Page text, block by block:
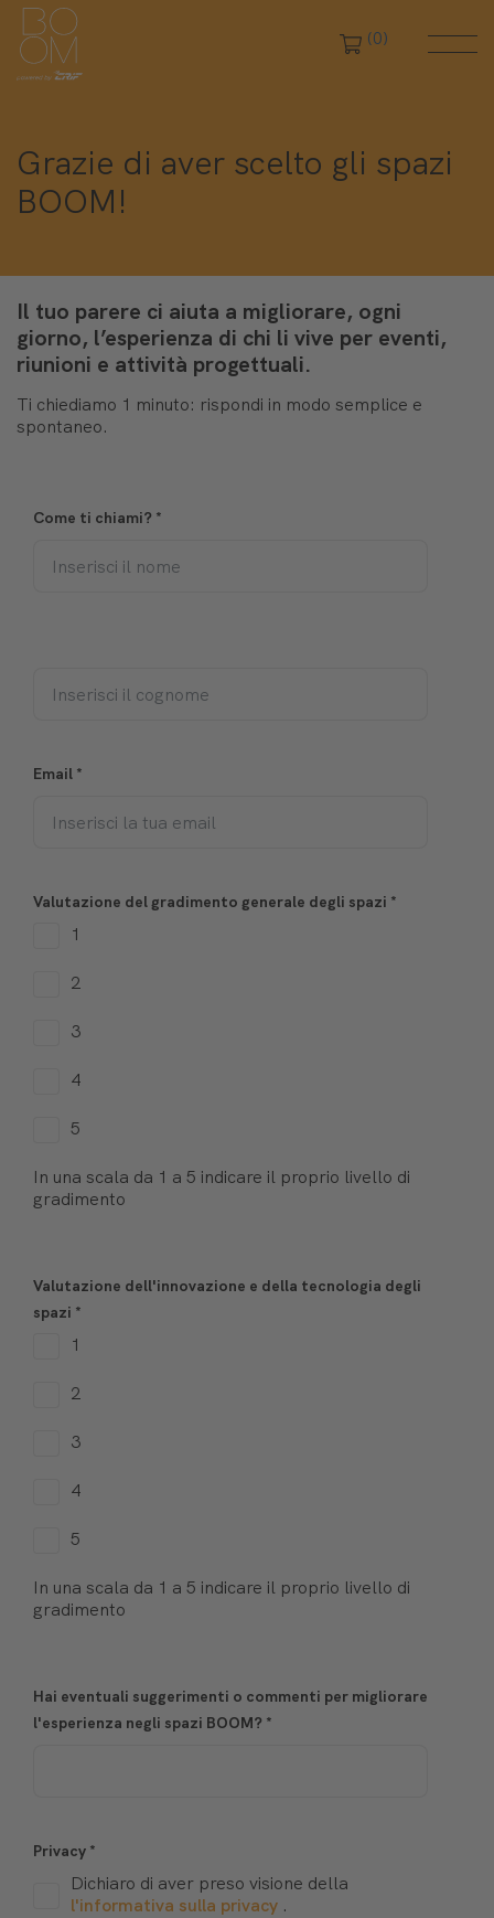
(0)
Grazie di aver scelto gli spazi
BOOM!
Il tuo parere ci aiuta a migliorare, ogni
giorno, l’esperienza di chi li vive per eventi,
riunioni e attività progettuali.
Ti chiediamo 1 minuto: rispondi in modo semplice e
spontaneo.
Come ti chiami? *
Email *
Valutazione del gradimento generale degli spazi *
1
2
3
4
5
In una scala da 1 a 5 indicare il proprio livello di
gradimento
Valutazione dell'innovazione e della tecnologia degli
spazi *
1
2
3
4
5
In una scala da 1 a 5 indicare il proprio livello di
gradimento
Hai eventuali suggerimenti o commenti per migliorare
l'esperienza negli spazi BOOM? *
Privacy *
Dichiaro di aver preso visione della
l'informativa sulla privacy .